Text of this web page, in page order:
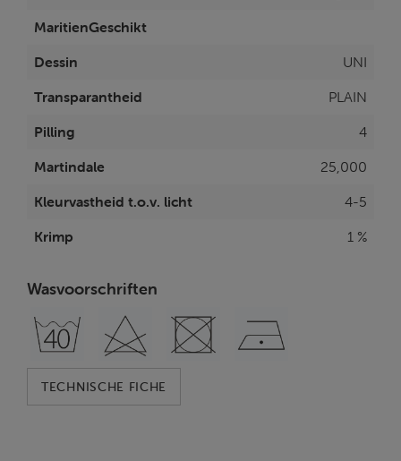
MaritienGeschikt
Dessin
UNI
Transparantheid
PLAIN
Pilling
4
Martindale
25,000
Kleurvastheid t.o.v. licht
4-5
Krimp
1 %
Wasvoorschriften
TECHNISCHE FICHE